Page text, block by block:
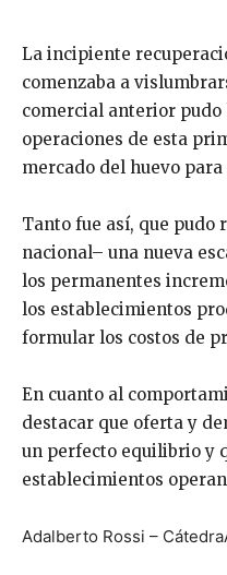
La incipiente
comenzaba a
comercial anterior pudo
operaciones de esta
mercado del huevo para
Tanto fue así, que pudo
nacional– una nueva
los permanentes
los establecimientos
formular los costos de
En cuanto al
destacar que oferta y
un perfecto equilibrio y
establecimientos
Adalberto Rossi –